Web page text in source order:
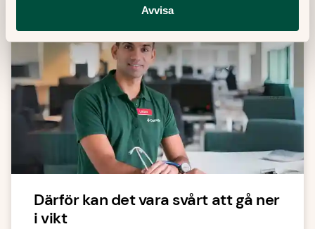
Avvisa
Därför kan det vara svårt att gå ner
i vikt